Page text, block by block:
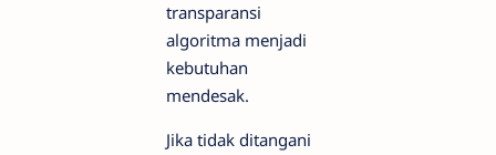
transparansi
algoritma menjadi
kebutuhan
mendesak.
Jika tidak ditangani